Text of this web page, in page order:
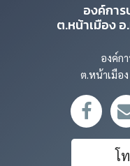
องค์กา
ต.หน้าเมือง
องค์ก
ต.หน้าเมือ
โ